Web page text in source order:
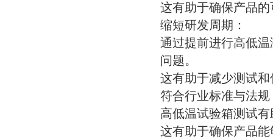
这有助于确保产品
缩短研发周期：
通过提前进行高低
问题。
这有助于减少测试
符合行业标准与法规
高低温试验箱测试
这有助于确保产品